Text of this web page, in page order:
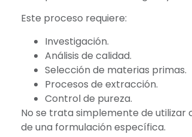
Este proceso requiere:
Investigación.
Análisis de calidad.
Selección de materias primas.
Procesos de extracción.
Control de pureza.
No se trata simplemente de
de una formulación específica.